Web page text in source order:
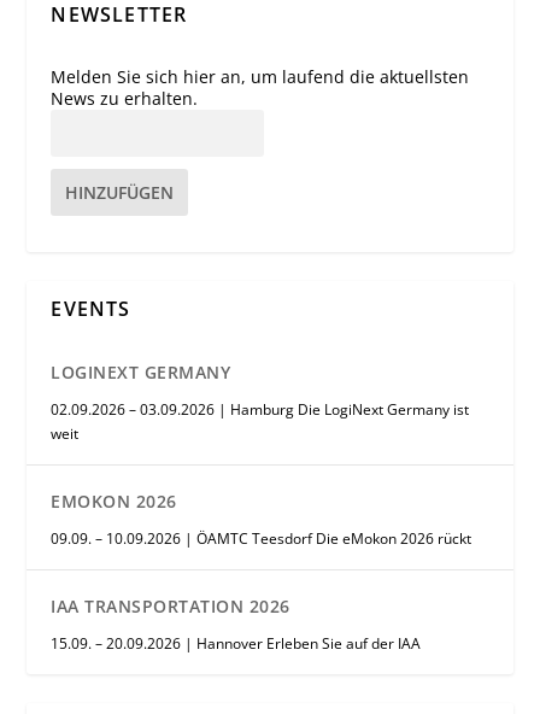
NEWSLETTER
Melden Sie sich hier an, um laufend die aktuellsten
News zu erhalten.
HINZUFÜGEN
EVENTS
LOGINEXT GERMANY
02.09.2026 – 03.09.2026 | Hamburg Die LogiNext Germany ist
weit
EMOKON 2026
09.09. – 10.09.2026 | ÖAMTC Teesdorf Die eMokon 2026 rückt
IAA TRANSPORTATION 2026
15.09. – 20.09.2026 | Hannover Erleben Sie auf der IAA